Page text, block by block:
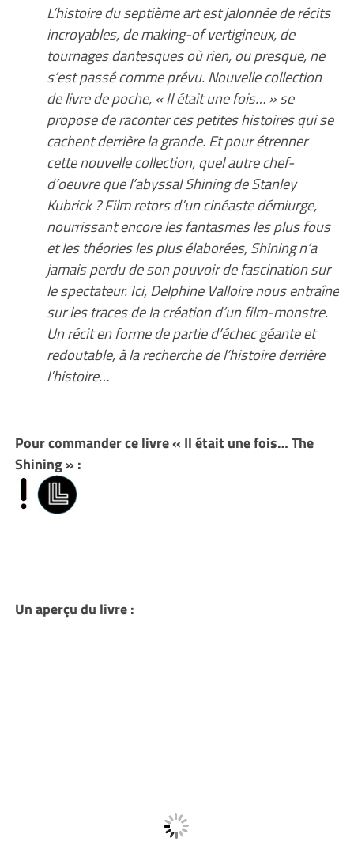
L’histoire du septième art est jalonnée de récits
incroyables, de making-of vertigineux, de
tournages dantesques où rien, ou presque, ne
s’est passé comme prévu. Nouvelle collection
de livre de poche, « Il était une fois… » se
propose de raconter ces petites histoires qui se
cachent derrière la grande. Et pour étrenner
cette nouvelle collection, quel autre chef-
d’oeuvre que l’abyssal Shining de Stanley
Kubrick ? Film retors d’un cinéaste démiurge,
nourrissant encore les fantasmes les plus fous
et les théories les plus élaborées, Shining n’a
jamais perdu de son pouvoir de fascination sur
le spectateur. Ici, Delphine Valloire nous entraîne
sur les traces de la création d’un film-monstre.
Un récit en forme de partie d’échec géante et
redoutable, à la recherche de l’histoire derrière
l’histoire…
Pour commander ce livre « Il était une fois… The
Shining » :
Un aperçu du livre :